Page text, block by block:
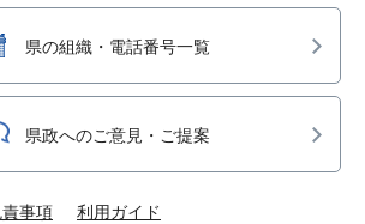
県の組織・電話番号一覧
県政へのご意見・ご提案
事項 利用ガイド